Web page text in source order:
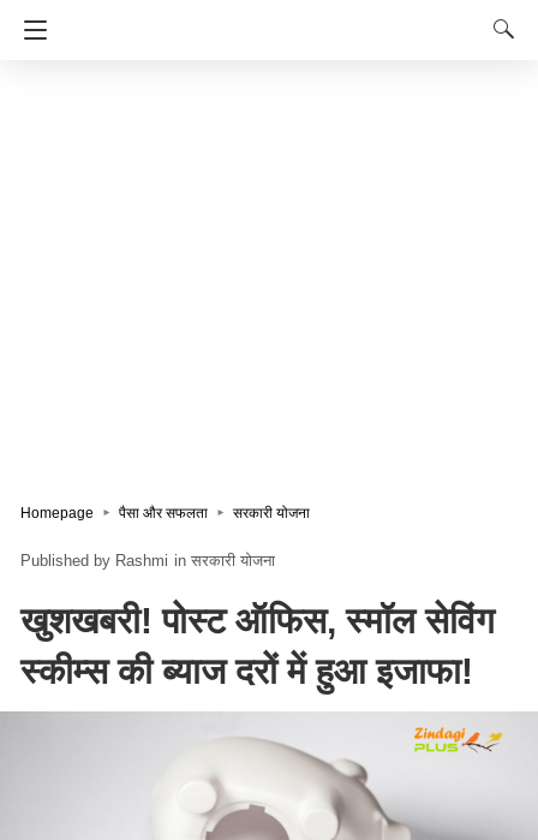
Homepage पैसा और सफलता सरकारी योजना
Rashmi in सरकारी योजना
खुशखबरी! पोस्ट ऑफिस, स्‍मॉल सेविंग
स्‍कीम्‍स की ब्याज दरों में हुआ इजाफा!